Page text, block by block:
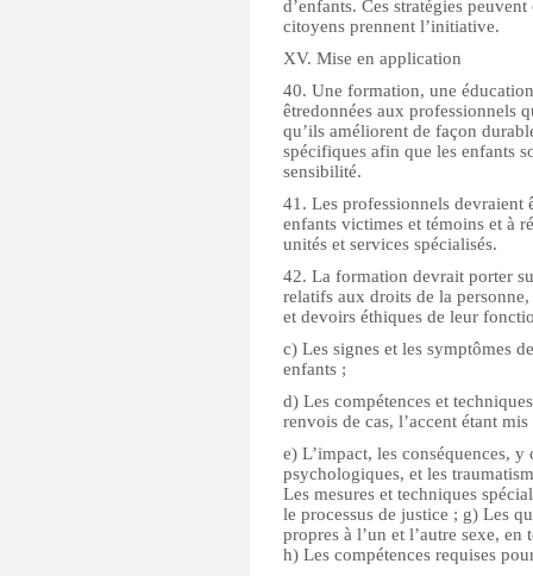
d’enfants. Ces stratégies
citoyens prennent l’initiative.
XV. Mise en application
40. Une formation, une
êtredonnées aux professionnels
qu’ils améliorent de façon
spécifiques afin que les enfants
sensibilité.
41. Les professionnels devraient
enfants victimes et témoins et à
unités et services spécialisés.
42. La formation devrait porter
relatifs aux droits de la
et devoirs éthiques de leur
c) Les signes et les symptômes
enfants ;
d) Les compétences et
renvois de cas, l’accent étant
e) L’impact, les conséquences,
psychologiques, et les
Les mesures et techniques
le processus de justice ; g) Les
propres à l’un et l’autre sexe,
h) Les compétences requises